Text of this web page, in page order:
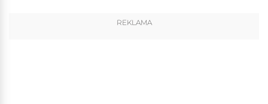
REKLAMA